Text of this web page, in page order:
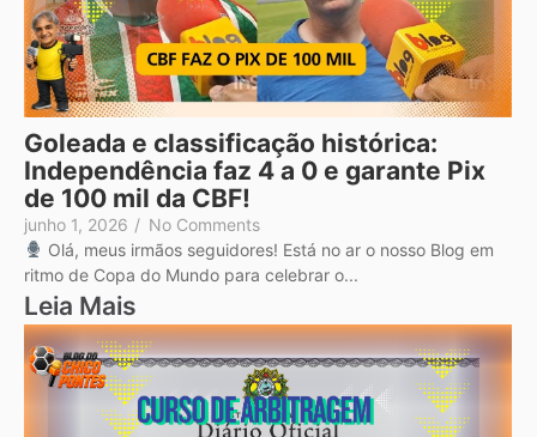
Goleada e classificação histórica:
Independência faz 4 a 0 e garante Pix
de 100 mil da CBF!
junho 1, 2026 / No Comments
Olá, meus irmãos seguidores! Está no ar o nosso Blog em
ritmo de Copa do Mundo para celebrar o...
Leia Mais